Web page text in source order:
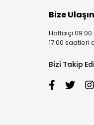
Bize Ulaşın
Haftaiçi 09:00
17:00 saatleri
Bizi Takip